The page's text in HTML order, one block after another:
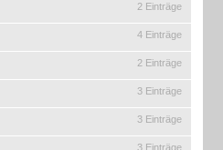
2 Einträge
4 Einträge
2 Einträge
3 Einträge
3 Einträge
3 Einträge